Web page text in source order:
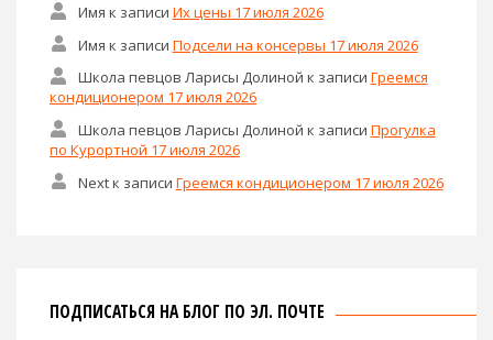
Имя к записи Их цены 17 июля 2026
Имя к записи Подсели на консервы 17 июля 2026
Школа певцов Ларисы Долиной к записи Греемся
кондиционером 17 июля 2026
Школа певцов Ларисы Долиной к записи Прогулка
по Курортной 17 июля 2026
Nextк записи Греемся кондиционером 17 июля 2026
ПОДПИСАТЬСЯ НА БЛОГ ПО ЭЛ. ПОЧТЕ